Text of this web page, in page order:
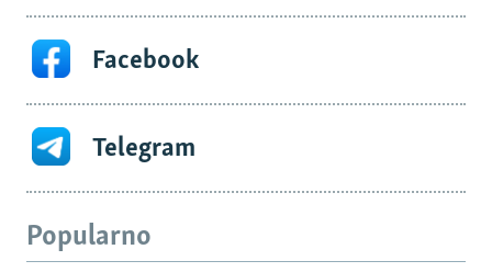
Facebook
Telegram
Popularno